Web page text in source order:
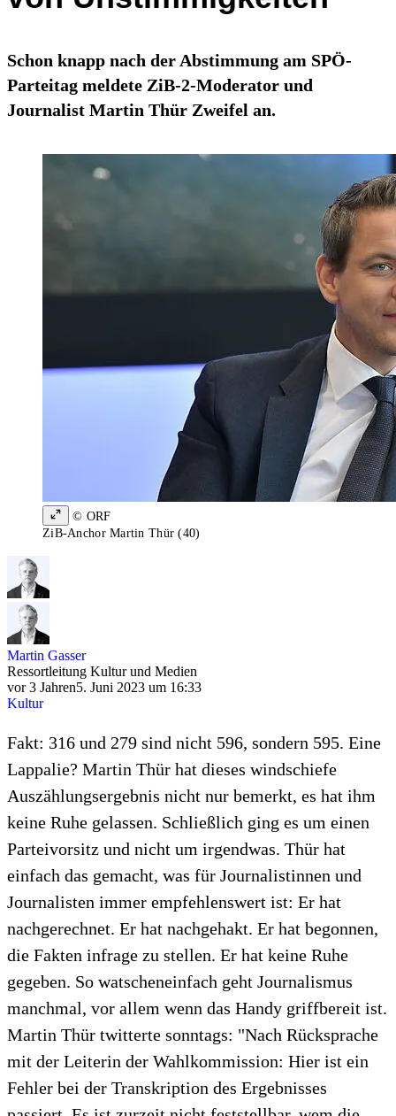
Schon knapp nach der Abstimmung am SPÖ-
Parteitag meldete ZiB-2-Moderator und
Journalist Martin Thür Zweifel an.
© ORF
ZiB-Anchor Martin Thür (40)
Martin Gasser
Ressortleitung Kultur und Medien
vor 3 Jahren5. Juni 2023 um 16:33
Kultur
Fakt: 316 und 279 sind nicht 596, sondern 595. Eine
Lappalie? Martin Thür hat dieses windschiefe
Auszählungsergebnis nicht nur bemerkt, es hat ihm
keine Ruhe gelassen. Schließlich ging es um einen
Parteivorsitz und nicht um irgendwas. Thür hat
einfach das gemacht, was für Journalistinnen und
Journalisten immer empfehlenswert ist: Er hat
nachgerechnet. Er hat nachgehakt. Er hat begonnen,
die Fakten infrage zu stellen. Er hat keine Ruhe
gegeben. So watscheneinfach geht Journalismus
manchmal, vor allem wenn das Handy griffbereit ist.
Martin Thür twitterte sonntags: "Nach Rücksprache
mit der Leiterin der Wahlkommission: Hier ist ein
Fehler bei der Transkription des Ergebnisses